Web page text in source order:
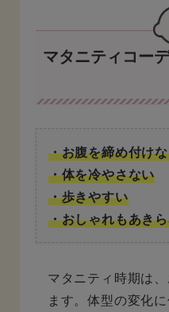
マタニティコー
・お腹を締め付け
・体を冷やさない
・歩きやすい
・おしゃれもあき
マタニティ時期は
ます。体型の変化